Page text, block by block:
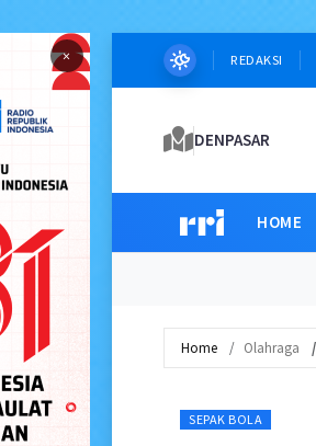
× REDAKSI
DENPASAR
HOME
Home Olahraga
SEPAK BOLA